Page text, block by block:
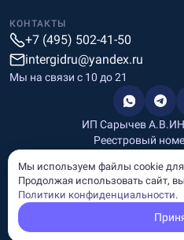
КОНТАКТЫ
+7 (495) 502-41-50
intergidru@yandex.ru
Мы на связи c 10 до 21
ИП Сарычев А.В.
Реестровый
Информация, размещённая на
характер и не является
Мы используем файлы cookie
Продолжая использовать сайт,
Политики конфиденциальности.